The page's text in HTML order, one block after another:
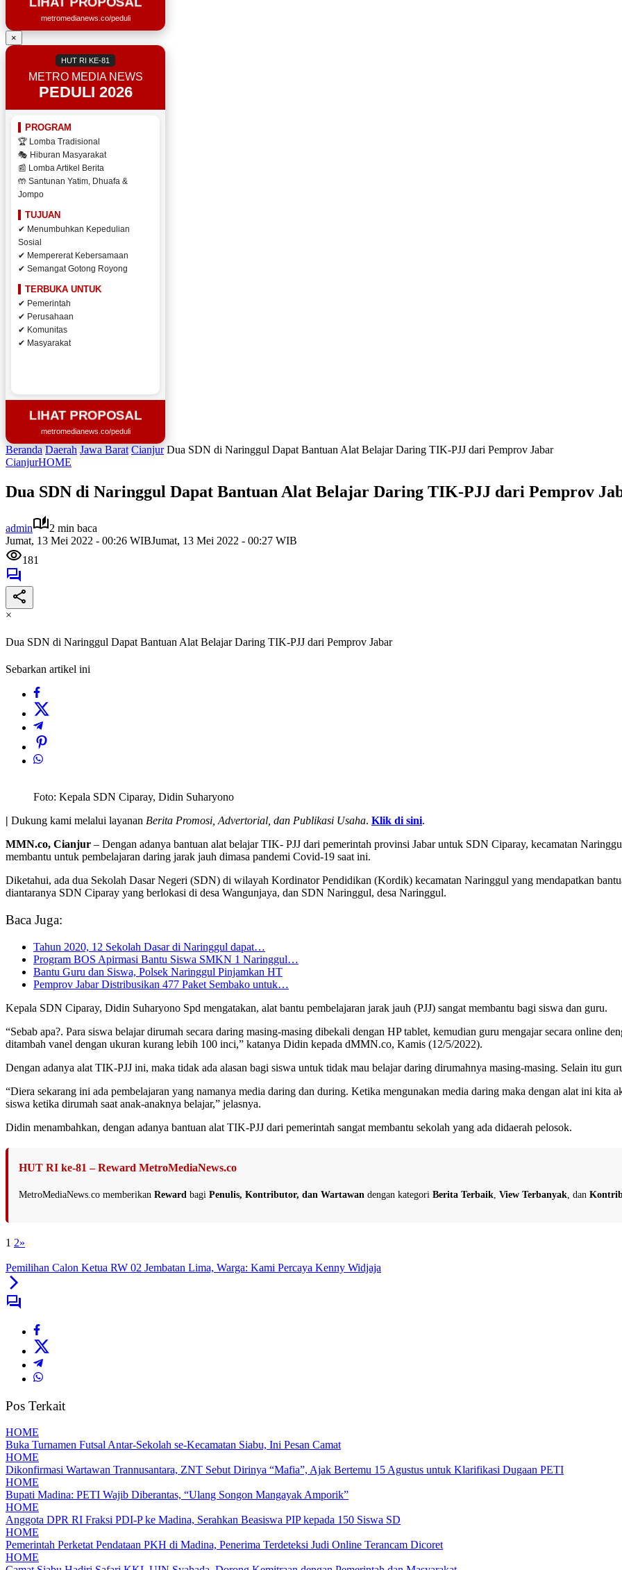
metromedianews.co/peduli
×
HUT RI KE-81
METRO MEDIA NEWS
PEDULI 2026
PROGRAM
🏆 Lomba Tradisional
🎭 Hiburan Masyarakat
📰 Lomba Artikel Berita
🤲 Santunan Yatim, Dhuafa &
Jompo
TUJUAN
✔ Menumbuhkan Kepedulian
Sosial
✔ Mempererat Kebersamaan
✔ Semangat Gotong Royong
TERBUKA UNTUK
✔ Pemerintah
✔ Perusahaan
✔ Komunitas
✔ Masyarakat
LIHAT PROPOSAL
metromedianews.co/peduli
Beranda Daerah Jawa Barat Cianjur Dua SDN di Naringgul Dapat Bantuan Alat Belajar Daring TIK-PJJ dari Pemprov Jabar
CianjurHOME
Dua SDN di Naringgul Dapat Bantuan Alat Belajar Daring TIK-PJJ dari Pemprov
admin
2 min baca
Jumat, 13 Mei 2022 - 00:26 WIBJumat, 13 Mei 2022 - 00:27 WIB
181
×
Dua SDN di Naringgul Dapat Bantuan Alat Belajar Daring TIK-PJJ dari Pemprov Jabar
Sebarkan artikel ini
Foto: Kepala SDN Ciparay, Didin Suharyono
| Dukung kami melalui layanan Berita Promosi, Advertorial, dan Publikasi Usaha. Klik di sini.
MMN.co, Cianjur – Dengan adanya bantuan alat belajar TIK- PJJ dari pemerintah provinsi Jabar untuk SDN Ciparay, kecamatan
membantu untuk pembelajaran daring jarak jauh dimasa pandemi Covid-19 saat ini.
Diketahui, ada dua Sekolah Dasar Negeri (SDN) di wilayah Kordinator Pendidikan (Kordik) kecamatan Naringgul yang mendapatkan
diantaranya SDN Ciparay yang berlokasi di desa Wangunjaya, dan SDN Naringgul, desa Naringgul.
Baca Juga:
Tahun 2020, 12 Sekolah Dasar di Naringgul dapat…
Program BOS Apirmasi Bantu Siswa SMKN 1 Naringgul…
Bantu Guru dan Siswa, Polsek Naringgul Pinjamkan HT
Pemprov Jabar Distribusikan 477 Paket Sembako untuk…
Kepala SDN Ciparay, Didin Suharyono Spd mengatakan, alat bantu pembelajaran jarak jauh (PJJ) sangat membantu bagi siswa dan guru.
“Sebab apa?. Para siswa belajar dirumah secara daring masing-masing dibekali dengan HP tablet, kemudian guru mengajar secara online
ditambah vanel dengan ukuran kurang lebih 100 inci,” katanya Didin kepada dMMN.co, Kamis (12/5/2022).
Dengan adanya alat TIK-PJJ ini, maka tidak ada alasan bagi siswa untuk tidak mau belajar daring dirumahnya masing-masing. Selain itu
“Diera sekarang ini ada pembelajaran yang namanya media daring dan during. Ketika mengunakan media daring maka dengan alat ini kita
siswa ketika dirumah saat anak-anaknya belajar,” jelasnya.
Didin menambahkan, dengan adanya bantuan alat TIK-PJJ dari pemerintah sangat membantu sekolah yang ada didaerah pelosok.
HUT RI ke-81 – Reward MetroMediaNews.co
MetroMediaNews.co memberikan Reward bagi Penulis, Kontributor, dan Wartawan dengan kategori Berita Terbaik View Terbanyak , dan
1 2»
Pemilihan Calon Ketua RW 02 Jembatan Lima, Warga: Kami Percaya Kenny Widjaja
Pos Terkait
HOME
Buka Turnamen Futsal Antar-Sekolah se-Kecamatan Siabu, Ini Pesan Camat
HOME
Dikonfirmasi Wartawan Trannusantara, ZNT Sebut Dirinya “Mafia”, Ajak Bertemu 15 Agustus untuk Klarifikasi Dugaan PETI
HOME
Bupati Madina: PETI Wajib Diberantas, “Ulang Songon Mangayak Amporik”
HOME
Anggota DPR RI Fraksi PDI-P ke Madina, Serahkan Beasiswa PIP kepada 150 Siswa SD
HOME
Pemerintah Perketat Pendataan PKH di Madina, Penerima Terdeteksi Judi Online Terancam Dicoret
HOME